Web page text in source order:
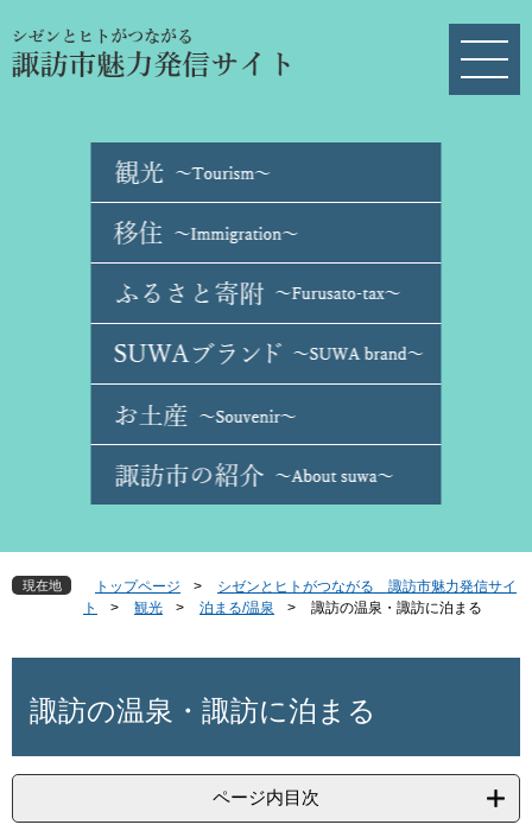
ー
ジ
ニ
ュ
現在地 トップページ >
シゼンとヒトがつながる 諏訪市魅力発信サイ
ト
> 観光 > 泊まる/温泉 > 諏訪の温泉・諏訪に泊まる
諏訪の温泉・諏訪に泊まる
ページ内目次